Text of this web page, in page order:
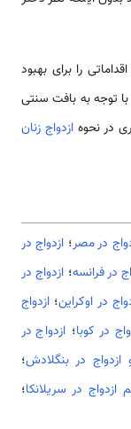
را برای بهبود
با توجه به بافت سنتی
در نحوهازدواج زنان
در مصر؛ ازدواج در
در فرانسه؛ ازدواج در
در اوکراین؛ ازدواج
در کوبا؛ ازدواج در
در بنگلادش؛
ازدواج در سریلانکا؛